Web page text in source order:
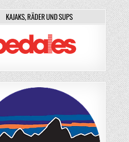
KAJAKS, RÄDER UND SUPS